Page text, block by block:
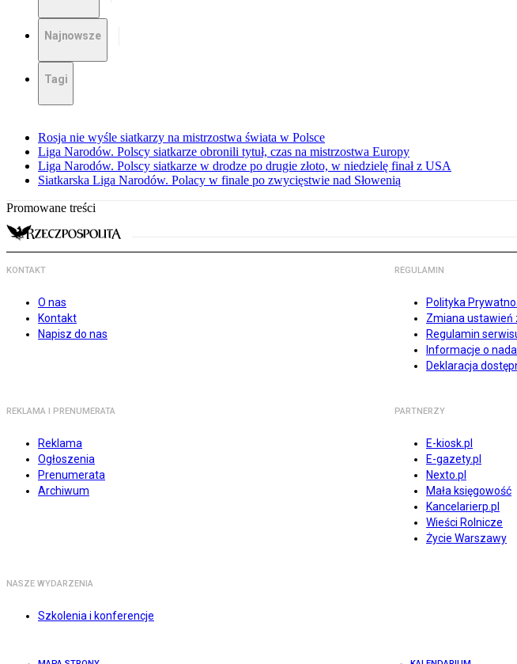
Najnowsze
Tagi
Rosja nie wyśle siatkarzy na mistrzostwa świata w Polsce
Liga Narodów. Polscy siatkarze obronili tytuł, czas na mistrzostwa Europy
Liga Narodów. Polscy siatkarze w drodze po drugie złoto, w niedzielę finał z USA
Siatkarska Liga Narodów. Polacy w finale po zwycięstwie nad Słowenią
Promowane treści
KONTAKT
O nas
Kontakt
Napisz do nas
REGULAMIN
Polityka
Zmiana ustawień
Regulamin
Informacje o
Deklaracja
REKLAMA I PRENUMERATA
Reklama
Ogłoszenia
Prenumerata
Archiwum
PARTNERZY
E-kiosk.pl
E-gazety.pl
Nexto.pl
Mała księgowość
Kancelarierp.pl
Wieści Rolnicze
Życie Warszawy
NASZE WYDARZENIA
Szkolenia i konferencje